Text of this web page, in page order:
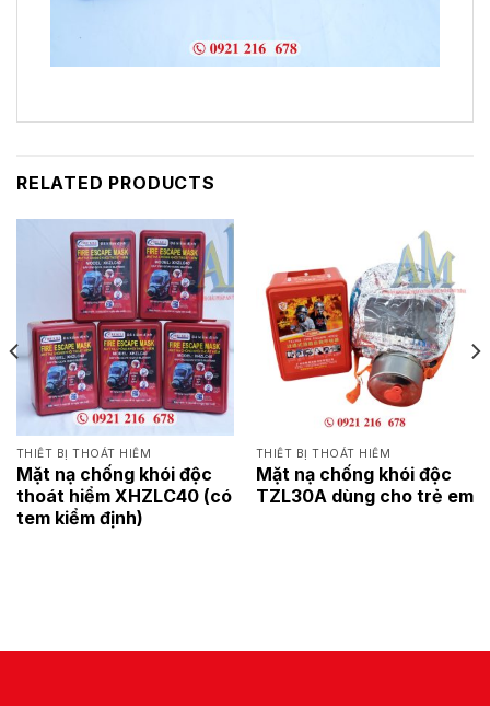
RELATED PRODUCTS
THIẾT BỊ THOÁT HIỂM
Mặt nạ chống khói độc
thoát hiểm XHZLC40 (có
tem kiểm định)
THIẾT BỊ THOÁT HIỂM
Mặt nạ chống khói độc
TZL30A dùng cho trẻ em